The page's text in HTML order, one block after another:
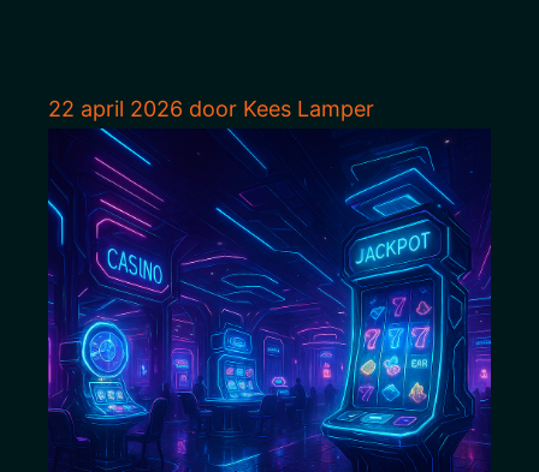
22 april 2026 door Kees Lamper